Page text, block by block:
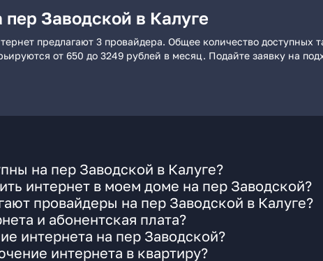
Заводской в Калуге
предлагают 3 провайдера. Общее количество
от 650 до 3249 рублей в месяц. Подайте заявку на
на пер Заводской в Калуге?
интернет в моем доме на пер Заводской?
провайдеры на пер Заводской в Калуге?
и абонентская плата?
интернета на пер Заводской?
интернета в квартиру?